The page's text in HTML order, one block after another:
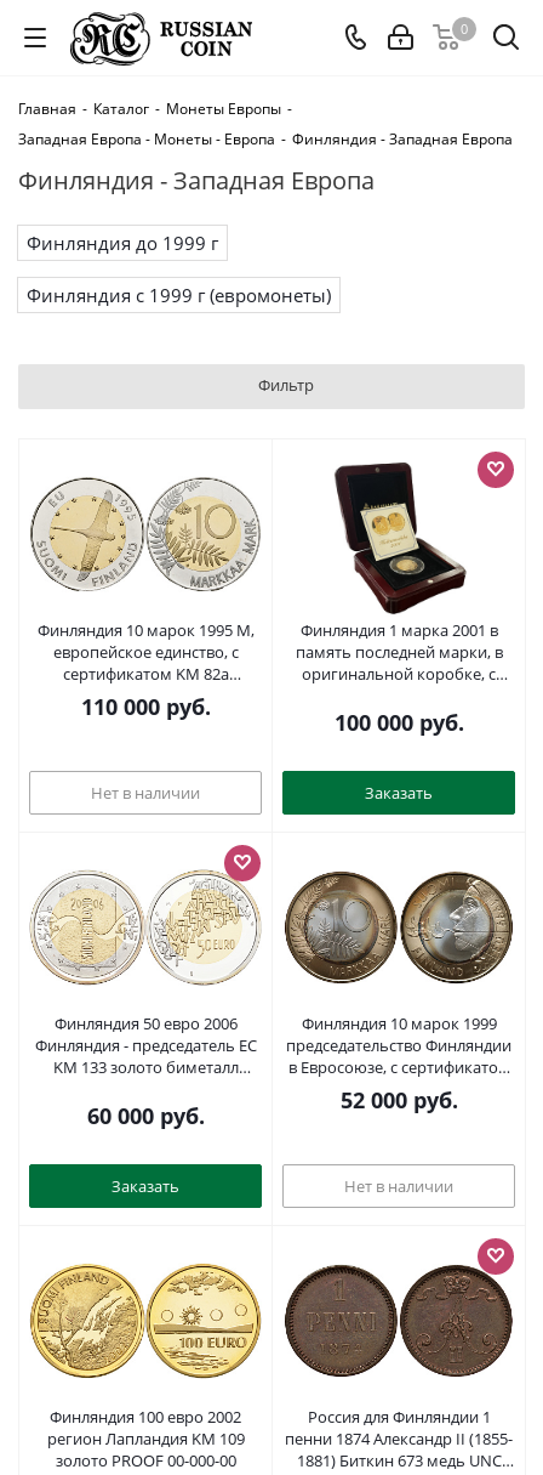
0
Главная - Каталог - Монеты Европы -
Западная Европа - Монеты - Европа - Финляндия - Западная Европа
Финляндия - Западная Европа
Финляндия до 1999 г
Финляндия с 1999 г (евромонеты)
Фильтр
Финляндия 10 марок 1995 М,
европейское единство, с
сертификатом KM 82а
биметалл, серебро, золото
PROOF 00-00
110 000руб.
Нет в наличии
Финляндия 1 марка 2001 в
память последней марки, в
оригинальной коробке, с
PROOF 00-802-07
100 000руб.
Заказать
Финляндия 50 евро 2006
Финляндия - председатель ЕС
KM 133 золото биметалл
60 000руб.
Заказать
Финляндия 10 марок 1999
председательство Финляндии
в Евросоюзе, с сертификатом
KM 91а биметалл, серебро,
золото UNC 00-00
52 000руб.
Нет в наличии
Финляндия 100 евро 2002
регион Лапландия KM 109
золото PROOF 00-000-00
Россия для Финляндии 1
пенни 1874 Александр II (1855-
1881) Биткин 673 медь UNC